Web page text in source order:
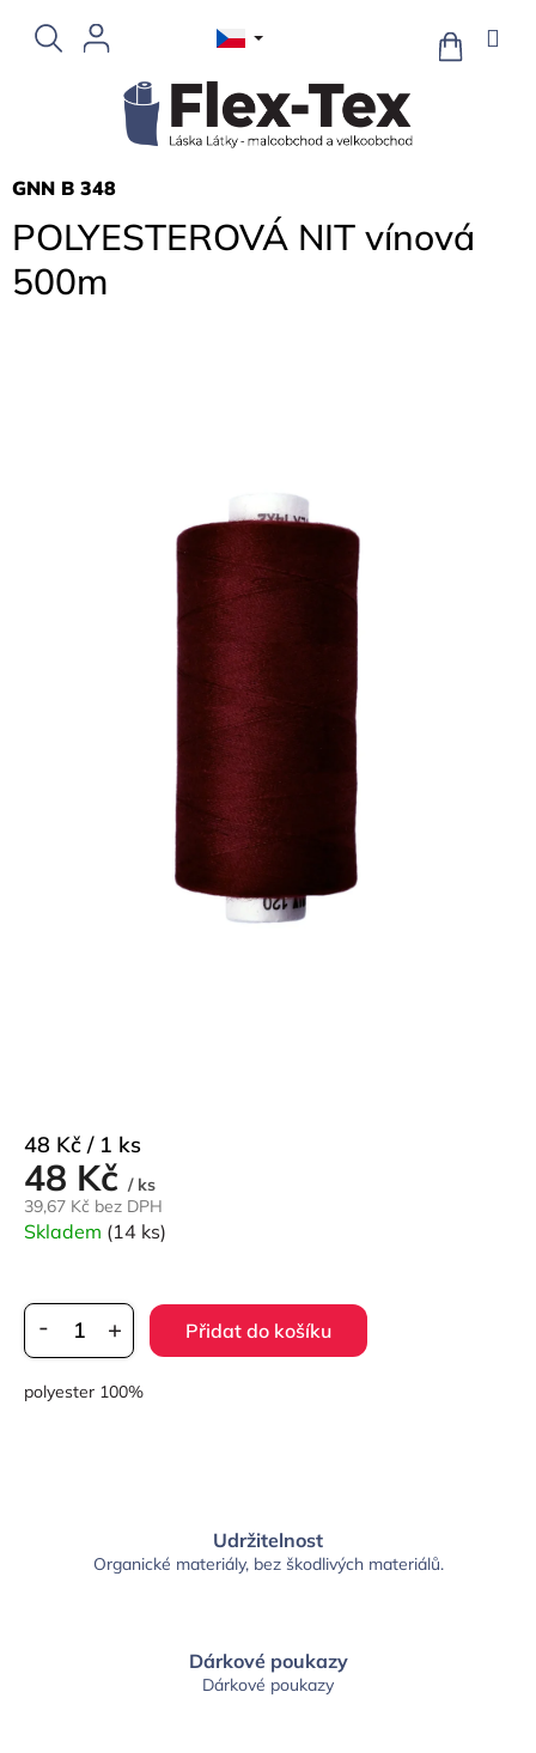
obsah
NÁKUPNÍ
KOŠÍK
POLYESTEROVÁ NIT vínová
500m
GNN B 348
48 Kč / ks
39,67 Kč bez DPH
Měrná
cena:
48 Kč / 1 ks
Skladem (14 ks)
Přidat do košíku
polyester 100%
Udržitelnost
Organické materiály, bez škodlivých materiálů.
Dárkové poukazy
Dárkové poukazy